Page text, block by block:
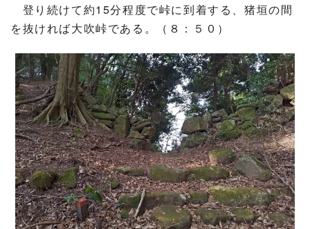
登り続けて約15分程度で峠に到着する、猪垣の間
を抜ければ大吹峠である。（８：５０）